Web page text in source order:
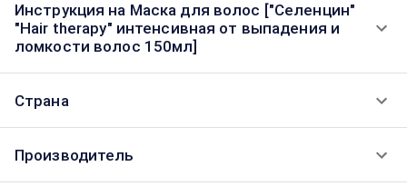
Инструкция на Маска для волос ["Селенцин"
"Hair therapy" интенсивная от выпадения и
ломкости волос 150мл]
Страна
Производитель